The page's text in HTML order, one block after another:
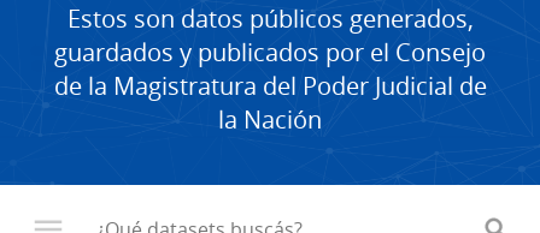
Estos son datos públicos generados,
guardados y publicados por el Consejo
de la Magistratura del Poder Judicial de
la Nación